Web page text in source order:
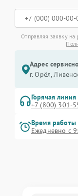
Отправляя заявку
Адрес
г. Орёл,
Горячая линия
+7 (800) 301-
Время работы
Ежедневно с